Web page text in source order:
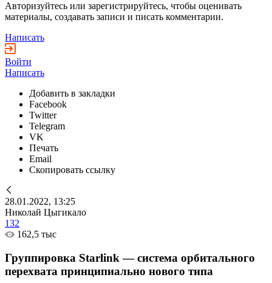
Авторизуйтесь или зарегистрируйтесь, чтобы оценивать
материалы, создавать записи и писать комментарии.
Написать
Войти
Написать
Добавить в закладки
Facebook
Twitter
Telegram
VK
Печать
Email
Скопировать ссылку
28.01.2022, 13:25
Николай Цыгикало
132
162,5 тыс
Группировка Starlink — система орбитального
перехвата принципиально нового типа